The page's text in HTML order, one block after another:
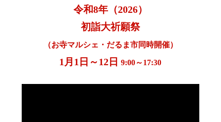
令和8年（2026）
初詣大祈願祭
（お寺マルシェ・だるま市同時開催）
1月1日～12日9:00～17:30